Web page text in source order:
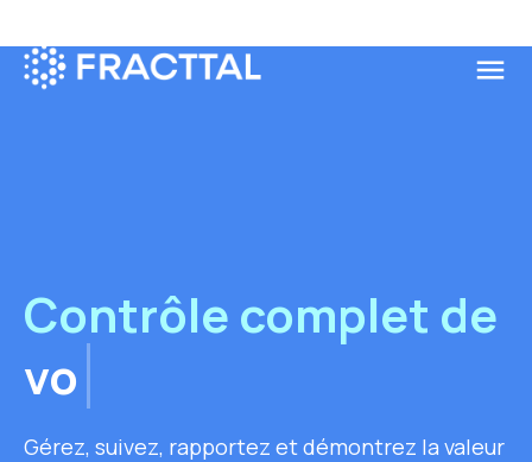
menu
Contrôle complet de
vos a
Gérez, suivez, rapportez et démontrez la valeur